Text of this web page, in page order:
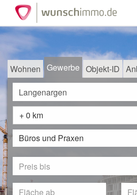
Wohnen Gewerbe Objekt-ID
+ 0 km
Büros und Praxen